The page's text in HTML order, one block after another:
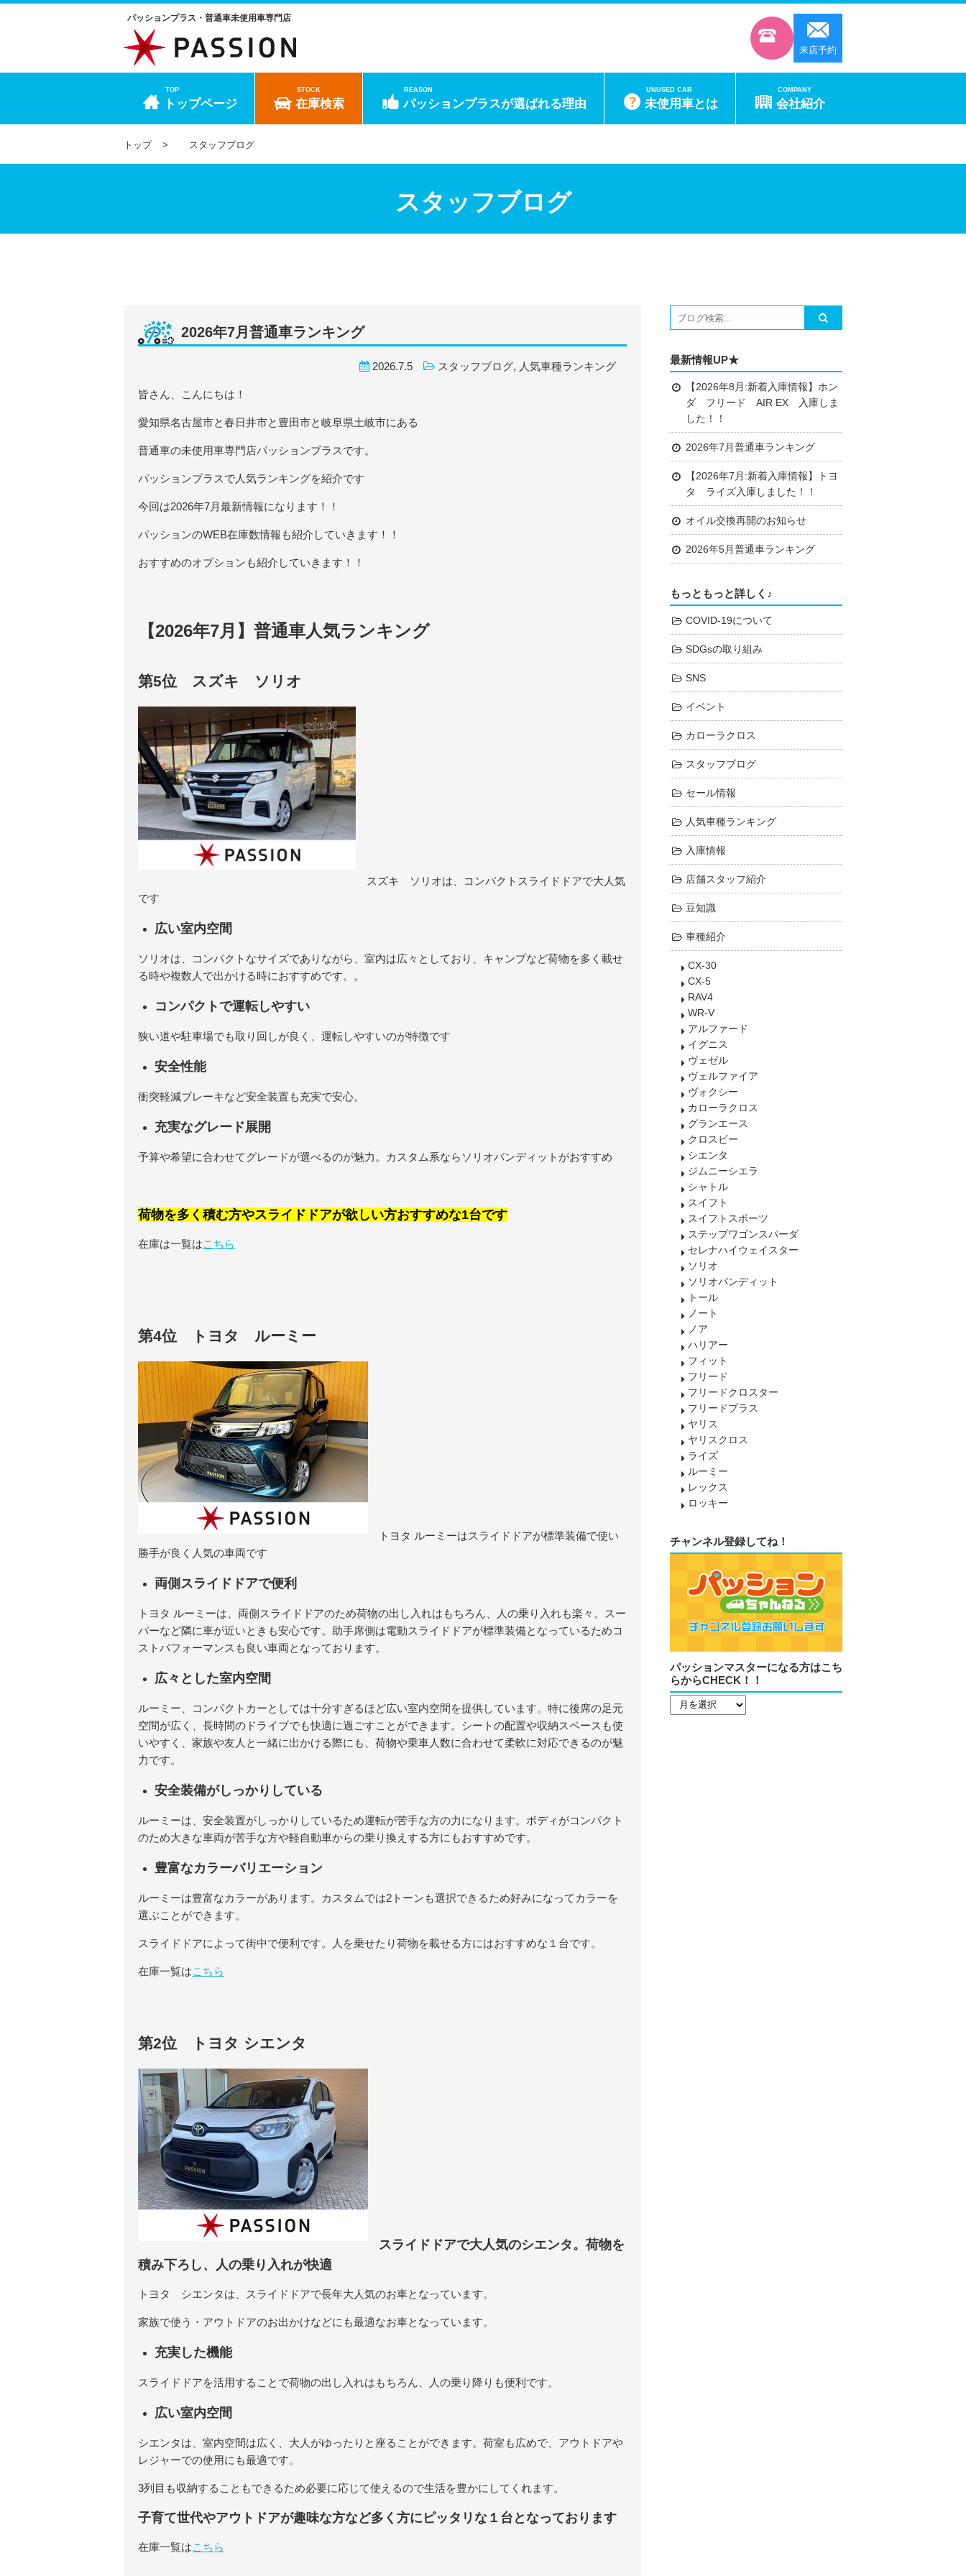
パッションプラス・普通車未使用車専門店
来店予約
TOP
トップページ
STOCK
在庫検索
REASON
パッションプラスが選ばれる理由
UNUSED CAR
未使用車とは
COMPANY
会社紹介
トップ スタッフブログ
スタッフブログ
2026年7月普通車ランキング
2026.7.5 スタッフブログ, 人気車種ランキング
皆さん、こんにちは！
愛知県名古屋市と春日井市と豊田市と岐阜県土岐市にある
普通車の未使用車専門店パッションプラスです。
パッションプラスで人気ランキングを紹介です
今回は2026年7月最新情報になります！！
パッションのWEB在庫数情報も紹介していきます！！
おすすめのオプションも紹介していきます！！
【2026年7月】普通車人気ランキング
第5位 スズキ ソリオ
スズキ ソリオは、コンパクトスライドドアで大人気
です
広い室内空間
ソリオは、コンパクトなサイズでありながら、室内は広々としており、キャンプなど荷物を多く載せ
る時や複数人で出かける時におすすめです。。
コンパクトで運転しやすい
狭い道や駐車場でも取り回しが良く、運転しやすいのが特徴です
安全性能
衝突軽減ブレーキなど安全装置も充実で安心。
充実なグレード展開
予算や希望に合わせてグレードが選べるのが魅力。カスタム系ならソリオバンディットがおすすめ
荷物を多く積む方やスライドドアが欲しい方おすすめな1台です
在庫は一覧はこちら
第4位 トヨタ ルーミー
トヨタ ルーミーはスライドドアが標準装備で使い
勝手が良く人気の車両です
両側スライドドアで便利
トヨタ ルーミーは、両側スライドドアのため荷物の出し入れはもちろん、人の乗り入れも楽々。スー
パーなど隣に車が近いときも安心です。助手席側は電動スライドドアが標準装備となっているためコ
ストパフォーマンスも良い車両となっております。
広々とした室内空間
ルーミー、コンパクトカーとしては十分すぎるほど広い室内空間を提供しています。特に後席の足元
空間が広く、長時間のドライブでも快適に過ごすことができます。シートの配置や収納スペースも使
いやすく、家族や友人と一緒に出かける際にも、荷物や乗車人数に合わせて柔軟に対応できるのが魅
力です。
安全装備がしっかりしている
ルーミーは、安全装置がしっかりしているため運転が苦手な方の力になります。ボディがコンパクト
のため大きな車両が苦手な方や軽自動車からの乗り換えする方にもおすすめです。
豊富なカラーバリエーション
ルーミーは豊富なカラーがあります。カスタムでは2トーンも選択できるため好みになってカラーを
選ぶことができます。
スライドドアによって街中で便利です。人を乗せたり荷物を載せる方にはおすすめな１台です。
在庫一覧はこちら
第2位 トヨタ シエンタ
スライドドアで大人気のシエンタ。荷物を
積み下ろし、人の乗り入れが快適
トヨタ シエンタは、スライドドアで長年大人気のお車となっています。
家族で使う・アウトドアのお出かけなどにも最適なお車となっています。
充実した機能
スライドドアを活用することで荷物の出し入れはもちろん、人の乗り降りも便利です。
広い室内空間
シエンタは、室内空間は広く、大人がゆったりと座ることができます。荷室も広めで、アウトドアや
レジャーでの使用にも最適です。
3列目も収納することもできるため必要に応じて使えるので生活を豊かにしてくれます。
子育て世代やアウトドアが趣味な方など多く方にピッタリな１台となっております
在庫一覧はこちら
最新情報UP★
【2026年8月:新着入庫情報】ホン
ダ フリード AIR EX 入庫しま
した！！
2026年7月普通車ランキング
【2026年7月:新着入庫情報】トヨ
タ ライズ入庫しました！！
オイル交換再開のお知らせ
2026年5月普通車ランキング
もっともっと詳しく♪
COVID-19について
SDGsの取り組み
SNS
イベント
カローラクロス
スタッフブログ
セール情報
人気車種ランキング
入庫情報
店舗スタッフ紹介
豆知識
車種紹介
CX-30
CX-5
RAV4
WR-V
アルファード
イグニス
ヴェゼル
ヴェルファイア
ヴォクシー
カローラクロス
グランエース
クロスビー
シエンタ
ジムニーシエラ
シャトル
スイフト
スイフトスポーツ
ステップワゴンスパーダ
セレナハイウェイスター
ソリオ
ソリオバンディット
トール
ノート
ノア
ハリアー
フィット
フリード
フリードクロスター
フリードプラス
ヤリス
ヤリスクロス
ライズ
ルーミー
レックス
ロッキー
チャンネル登録してね！
パッションマスターになる方はこち
らからCHECK！！